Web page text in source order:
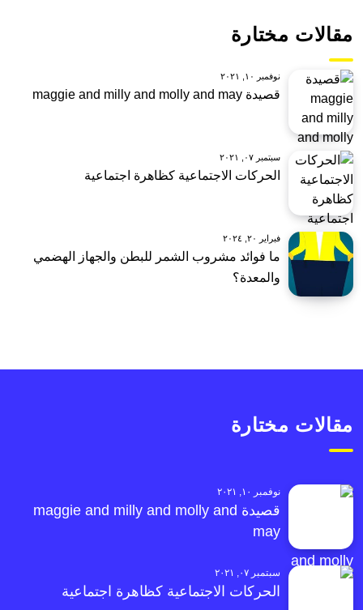
مقالات مختارة
نوفمبر ١٠, ٢٠٢١
قصيدة maggie and milly and molly and may
سبتمبر ٠٧, ٢٠٢١
الحركات الاجتماعية كظاهرة اجتماعية
فبراير ٢٠, ٢٠٢٤
ما فوائد مشروب الشمر للبطن والجهاز الهضمي
والمعدة؟
مقالات مختارة
نوفمبر ١٠, ٢٠٢١
قصيدة maggie and milly and molly and
may
سبتمبر ٠٧, ٢٠٢١
الحركات الاجتماعية كظاهرة اجتماعية